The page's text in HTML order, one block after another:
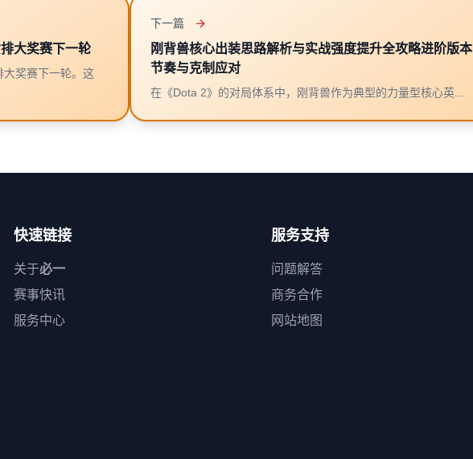
大奖赛下一轮
大奖赛下一轮。这
下一篇
刚背兽核心出装思路解析与实战强度提升全攻略进阶版本
节奏与克制应对
在《Dota 2》的对局体系中，刚背兽作为典型的力量型核心英...
快速链接
关于必一
赛事快讯
服务中心
服务支持
问题解答
商务合作
网站地图